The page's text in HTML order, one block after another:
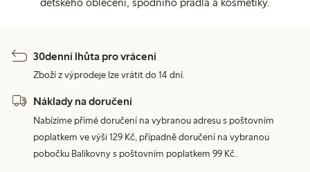
30denní lhůta pro vrácení
Zboží z výprodeje lze vrátit do 14 dní.
Náklady na doručení
Nabízíme přímé doručení na vybranou adresu s poštovním
poplatkem ve výši 129 Kč, případně doručení na vybranou
pobočku Balíkovny s poštovním poplatkem 99 Kč.